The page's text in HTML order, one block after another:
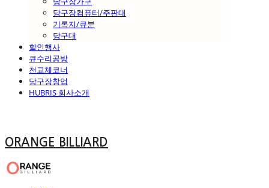
당구장컴퓨터/주판대
기록지/큐분
당구대
할인행사
큐수리공방
천교체코너
당구장창업
HUBRIS 회사소개
ORANGE BILLIARD